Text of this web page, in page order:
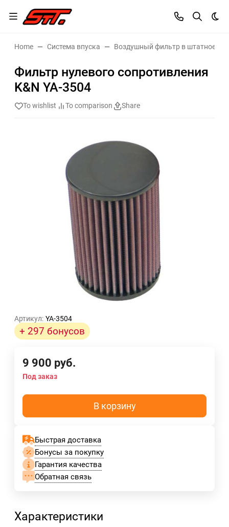
Home Система впуска Воздушный фильтр в штатное
Фильтр нулевого сопротивления
K&N YA-3504
To wishlist To comparison Share
Артикул: YA-3504
+ 297 бонусов
9 900 руб.
Под заказ
В корзину
Быстрая доставка
Бонусы за покупку
Гарантия качества
Обратная связь
Характеристики